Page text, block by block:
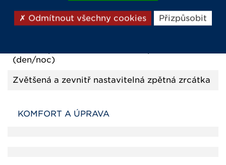
Třetí brzdové LED světlo
(den/noc)
Zvětšená a zevnitř nastavitelná zpětná zrcátka
KOMFORT A ÚPRAVA
Odmítnout všechny cookies Přizpůsobit